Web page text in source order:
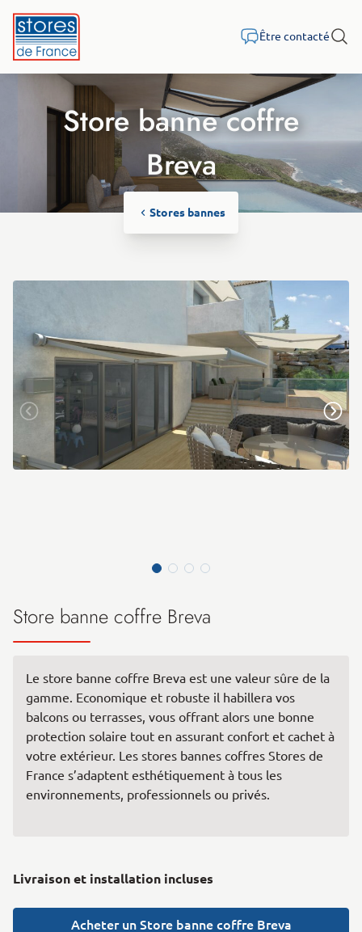
Être contacté
Store banne coffre
Breva
Stores bannes
Store banne coffre Breva
Le store banne coffre Breva est une valeur sûre de la
gamme. Economique et robuste il habillera vos
balcons ou terrasses, vous offrant alors une bonne
protection solaire tout en assurant confort et cachet à
votre extérieur. Les stores bannes coffres Stores de
France s’adaptent esthétiquement à tous les
environnements, professionnels ou privés.
Livraison et installation incluses
Acheter un Store banne coffre Breva